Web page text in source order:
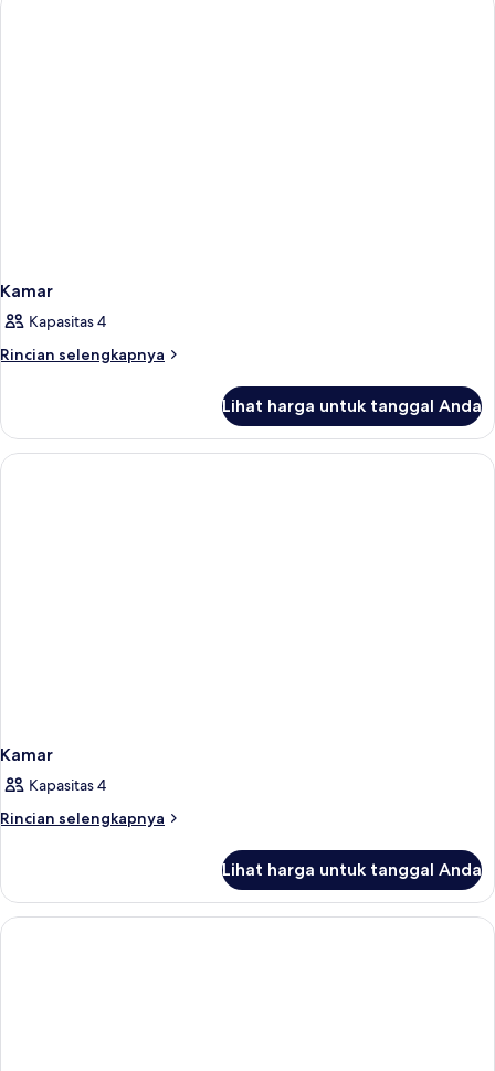
Kamar
Kapasitas 4
Rincian selengkapnya
Rincian
Kamar
Lihat harga untuk tanggal Anda
Kamar
Kapasitas 4
Rincian selengkapnya
Rincian
Kamar
Lihat harga untuk tanggal Anda